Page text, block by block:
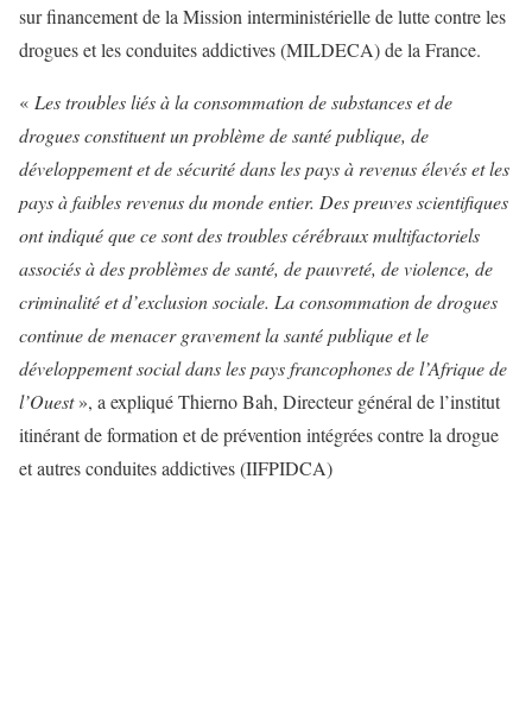
sur financement de la Mission interministérielle de lutte contre les
drogues et les conduites addictives (MILDECA) de la France.
« Les troubles liés à la consommation de substances et de
drogues constituent un problème de santé publique, de
développement et de sécurité dans les pays à revenus élevés et les
pays à faibles revenus du monde entier. Des preuves scientifiques
ont indiqué que ce sont des troubles cérébraux multifactoriels
associés à des problèmes de santé, de pauvreté, de violence, de
criminalité et d’exclusion sociale. La consommation de drogues
continue de menacer gravement la santé publique et le
développement social dans les pays francophones de l’Afrique de
l’Ouest», a expliqué Thierno Bah, Directeur général de l’institut
itinérant de formation et de prévention intégrées contre la drogue
et autres conduites addictives (IIFPIDCA)